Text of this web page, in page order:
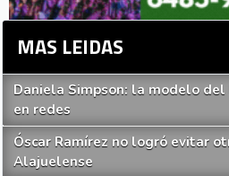
MAS LEIDAS
Daniela Simpson: la modelo
en redes
Óscar Ramírez no logró evitar
Alajuelense